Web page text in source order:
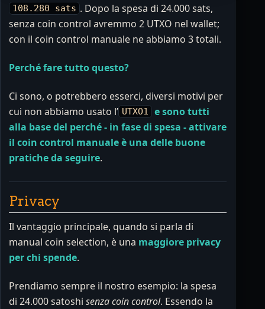
108.280 sats . Dopo la spesa di 24.000 sats,
senza coin control avremmo 2 UTXO nel wallet;
con il coin control manuale ne abbiamo 3 totali.
Perché fare tutto questo?
Ci sono, o potrebbero esserci, diversi motivi per
cui non abbiamo usato l’ UTXO1
e sono tutti
alla base del perché - in fase di spesa - attivare
il coin control manuale è una delle buone
pratiche da seguire.
Privacy
Il vantaggio principale, quando si parla di
manual coin selection, è una maggiore privacy
per chi spende.
Prendiamo sempre il nostro esempio: la spesa
di 24.000 satoshi senza coin control. Essendo la